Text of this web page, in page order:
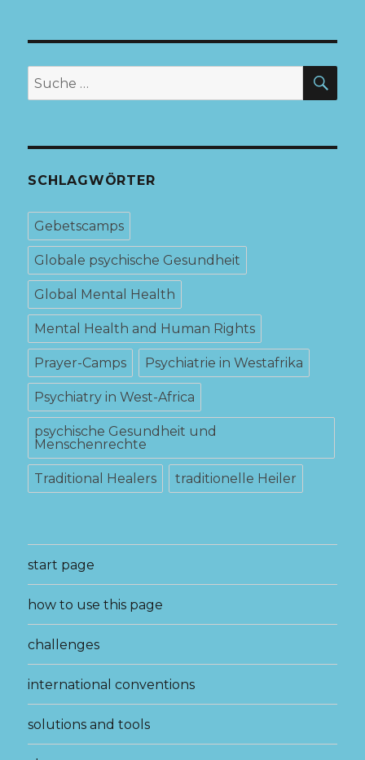
k
Suche
nach:
SCHLAGWÖRTER
Gebetscamps
Globale psychische Gesundheit
Global Mental Health
Mental Health and Human Rights
Prayer-Camps Psychiatrie in Westafrika
Psychiatry in West-Africa
psychische Gesundheit und
Menschenrechte
Traditional Healers traditionelle Heiler
start page
how to use this page
challenges
international conventions
solutions and tools